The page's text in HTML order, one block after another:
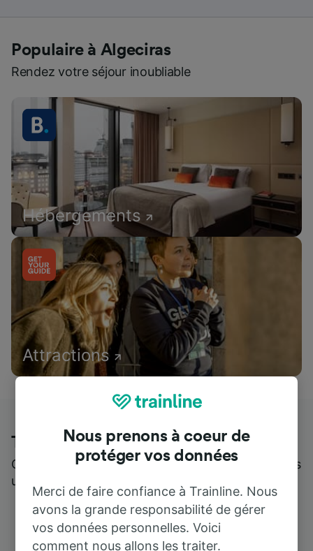
Populaire à Algeciras
Rendez votre séjour inoubliable
Hébergements
Attractions
Trainline : l'avis de nos clients
Qui mieux pour parler de nous, que ceux qui nous
utilisent ?
Nous prenons à coeur de
protéger vos données
Merci de faire confiance à Trainline. Nous
avons la grande responsabilité de gérer
vos données personnelles. Voici
comment nous allons les traiter.